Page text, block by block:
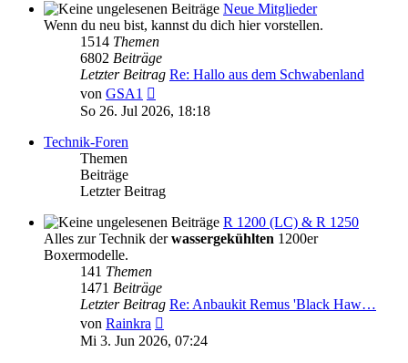
Neue Mitglieder
Wenn du neu bist, kannst du dich hier vorstellen.
1514 Themen
6802 Beiträge
Letzter Beitrag Re: Hallo aus dem Schwabenland
von GSA1
Beitrag
So 26. Jul 2026, 18:18
Technik-Foren
Themen
Beiträge
Letzter Beitrag
R 1200 (LC) & R 1250
Alles zur Technik derwassergekühlten 1200er
Boxermodelle.
141 Themen
1471 Beiträge
Letzter Beitrag Re: Anbaukit Remus 'Black Haw…
von Rainkra
Beitrag
Mi 3. Jun 2026, 07:24